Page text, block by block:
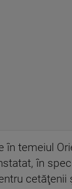
în temeiul
în